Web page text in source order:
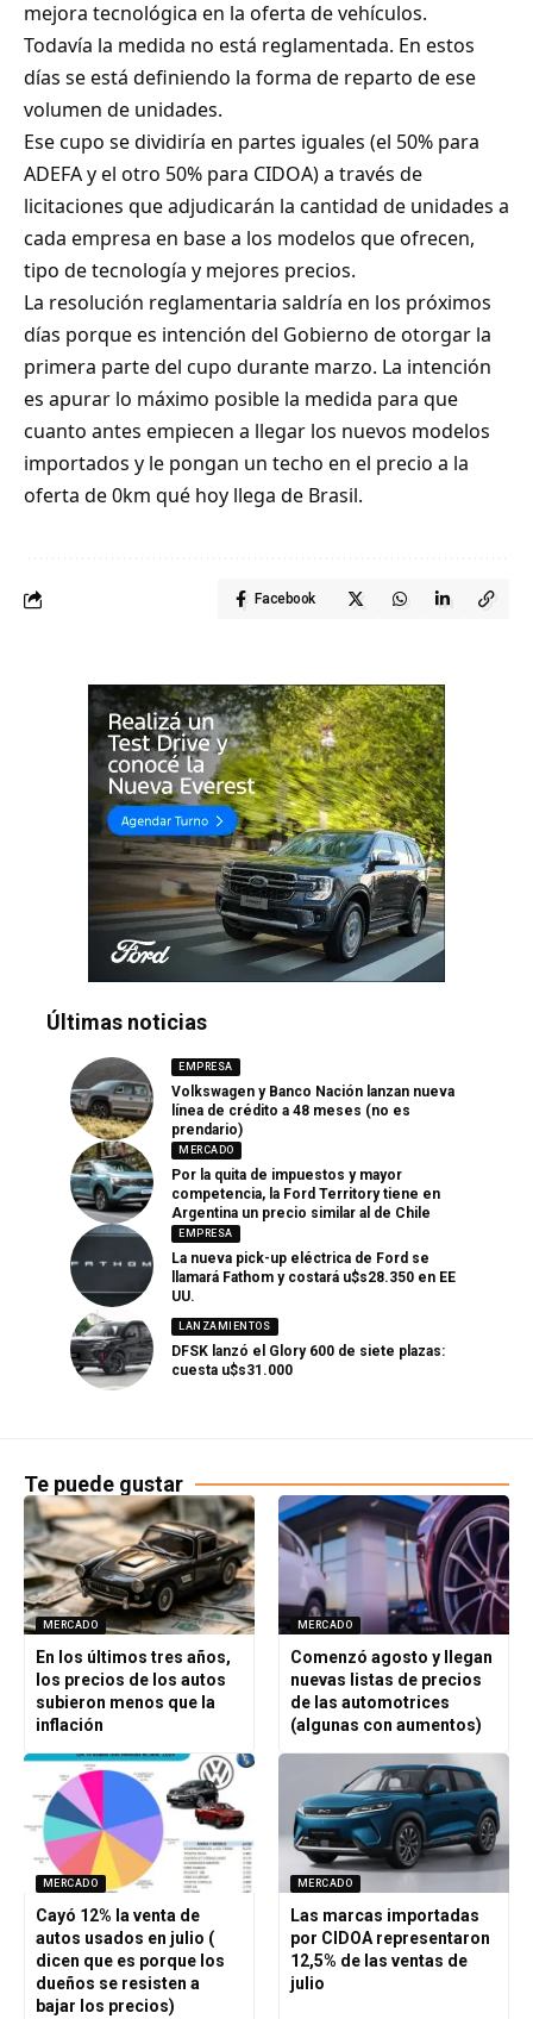
mejora tecnológica en la oferta de vehículos.
Todavía la medida no está reglamentada. En estos
días se está definiendo la forma de reparto de ese
volumen de unidades.
Ese cupo se dividiría en partes iguales (el 50% para
ADEFA y el otro 50% para CIDOA) a través de
licitaciones que adjudicarán la cantidad de unidades a
cada empresa en base a los modelos que ofrecen,
tipo de tecnología y mejores precios.
La resolución reglamentaria saldría en los próximos
días porque es intención del Gobierno de otorgar la
primera parte del cupo durante marzo. La intención
es apurar lo máximo posible la medida para que
cuanto antes empiecen a llegar los nuevos modelos
importados y le pongan un techo en el precio a la
oferta de 0km qué hoy llega de Brasil.
Facebook
Últimas noticias
EMPRESA
Volkswagen y Banco Nación lanzan nueva
línea de crédito a 48 meses (no es
prendario)
MERCADO
Por la quita de impuestos y mayor
competencia, la Ford Territory tiene en
Argentina un precio similar al de Chile
EMPRESA
La nueva pick-up eléctrica de Ford se
llamará Fathom y costará u$s28.350 en EE
UU.
LANZAMIENTOS
DFSK lanzó el Glory 600 de siete plazas:
cuesta u$s31.000
Te puede gustar
MERCADO
En los últimos tres años,
los precios de los autos
subieron menos que la
inflación
MERCADO
Comenzó agosto y llegan
nuevas listas de precios
de las automotrices
(algunas con aumentos)
MERCADO
Cayó 12% la venta de
autos usados en julio (
dicen que es porque los
dueños se resisten a
bajar los precios)
MERCADO
Las marcas importadas
por CIDOA representaron
12,5% de las ventas de
julio